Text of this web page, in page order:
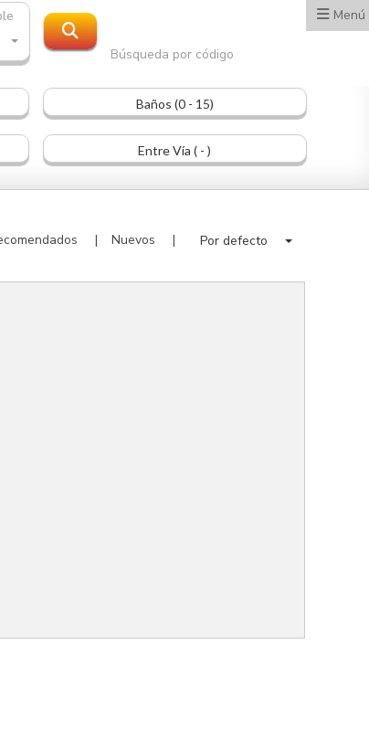
Menú
Búsqueda por código
Baños (0 - 15)
Entre Vía ( - )
Nuevos Por defecto